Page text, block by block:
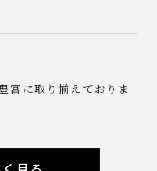
富に取り揃えておりま